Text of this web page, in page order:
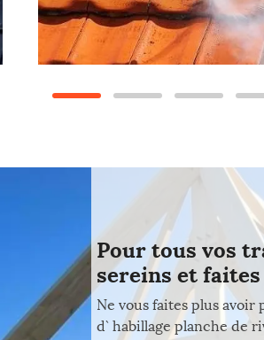
Pour tous vos
sereins et
Ne vous faites plus
d` habillage planche de